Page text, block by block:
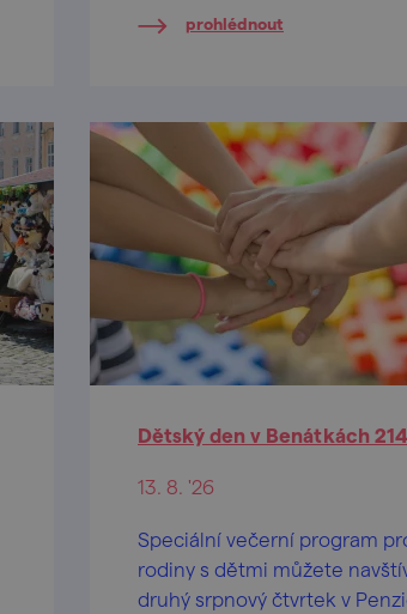
léto.
prohlédnout
Dětský den v Benátkách 214
13. 8. '26
Speciální večerní program
rodiny s dětmi můžete
druhý srpnový čtvrtek v